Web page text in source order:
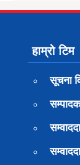
हाम्रो टिम
सूचना